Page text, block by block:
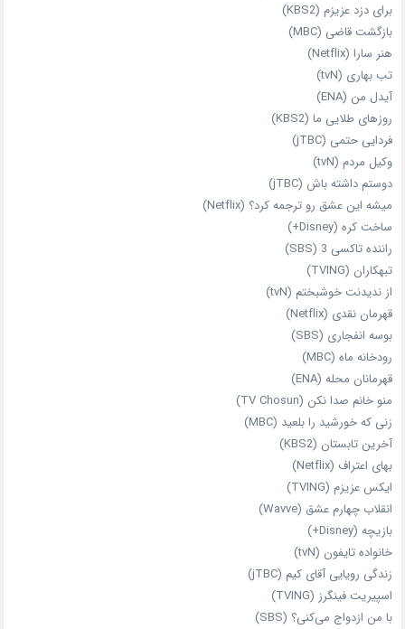
برای دزد عزیزم (KBS2)
بازگشت قاضی (MBC)
هنر سارا (Netflix)
تب بهاری (tvN)
آیدل من (ENA)
روزهای طلایی ما (KBS2)
فردایی حتمی (jTBC)
وکیل مردم (tvN)
دوستم داشته باش (jTBC)
میشه این عشق رو ترجمه کرد؟ (Netflix)
ساخت کره (Disney+)
راننده تاکسی 3 (SBS)
تبهکاران (TVING)
از ندیدنت خوشبختم (tvN)
قهرمان نقدی (Netflix)
بوسه انفجاری (SBS)
رودخانه ماه (MBC)
قهرمانان محله (ENA)
منو خانم صدا نکن (TV Chosun)
زنی که خورشید را بلعید (MBC)
آخرین تابستان (KBS2)
بهای اعتراف (Netflix)
ایکس عزیزم (TVING)
انقلاب چهارم عشق (Wavve)
بازیچه (Disney+)
خانواده تایفون (tvN)
زندگی رویایی آقای کیم (jTBC)
اسپیریت فینگرز (TVING)
با من ازدواج می‌کنی؟ (SBS)